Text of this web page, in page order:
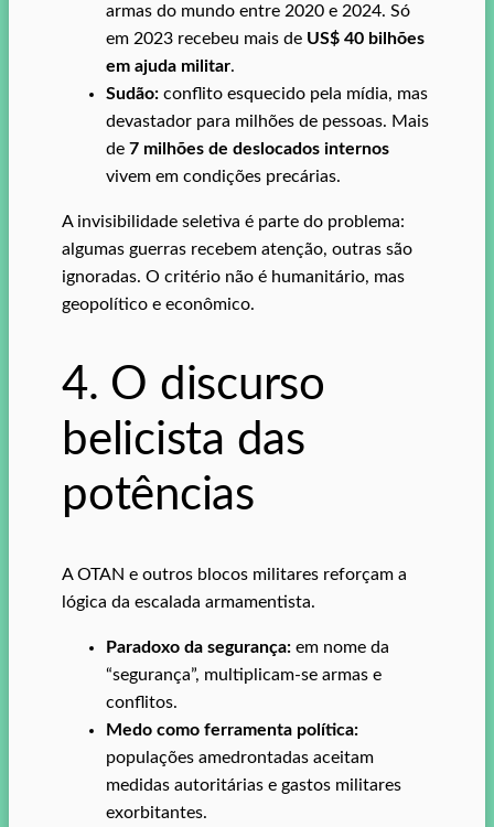
armas do mundo entre 2020 e 2024. Só
em 2023 recebeu mais de US$ 40 bilhões
em ajuda militar.
Sudão: conflito esquecido pela mídia, mas
devastador para milhões de pessoas. Mais
de 7 milhões de deslocados internos
vivem em condições precárias.
A invisibilidade seletiva é parte do problema:
algumas guerras recebem atenção, outras são
ignoradas. O critério não é humanitário, mas
geopolítico e econômico.
4. O discurso
belicista das
potências
A OTAN e outros blocos militares reforçam a
lógica da escalada armamentista.
Paradoxo da segurança: em nome da
“segurança”, multiplicam-se armas e
conflitos.
Medo como ferramenta política:
populações amedrontadas aceitam
medidas autoritárias e gastos militares
exorbitantes.